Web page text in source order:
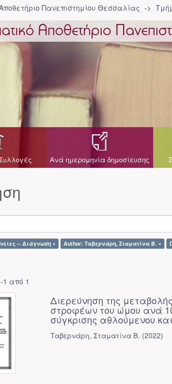
Πανεπιστημίου Θεσσαλίας
Ανά ημερομηνία δημοσίευσης
-- Διάγνωση × Author: Ταβερνάρη, Σταματίνα Β. ×
από 1
Διερεύνηση της
στροφέων του ώμου ανά
σύγκρισης αθλούμενου
Ταβερνάρη, Σταματίνα Β. (2022)